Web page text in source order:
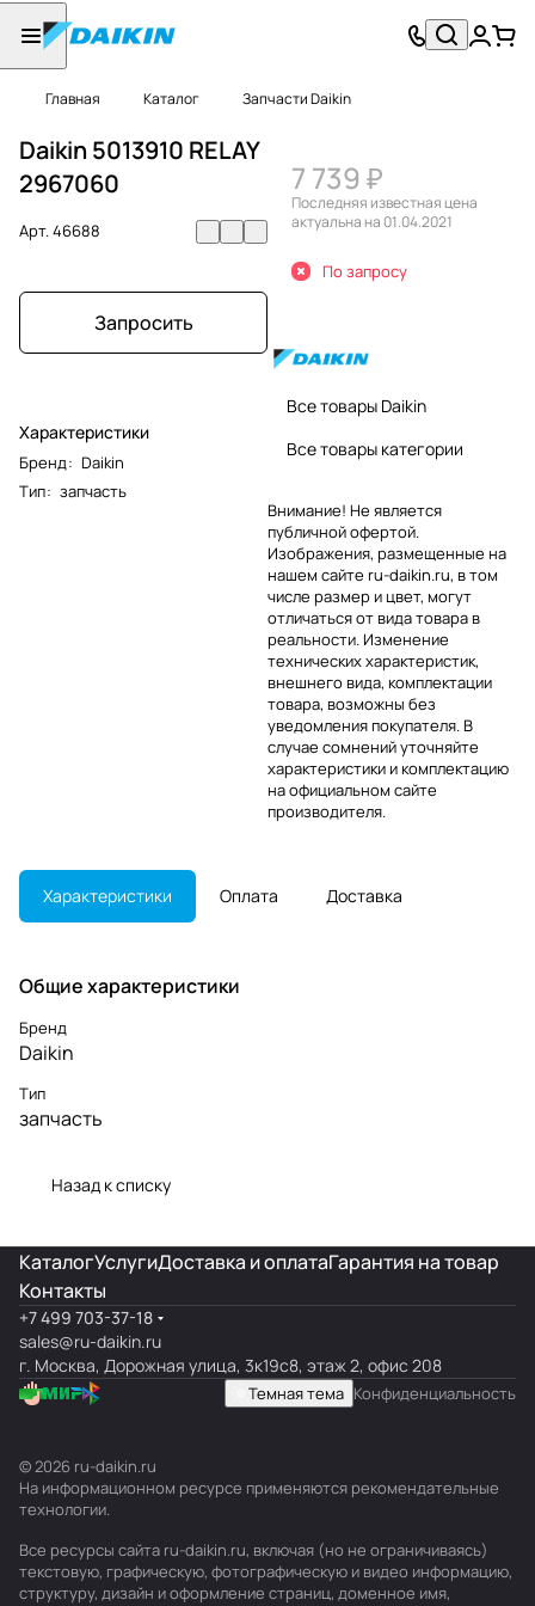
Главная Каталог Запчасти Daikin
Daikin 5013910 RELAY
2967060
Арт.46688
Запросить
Характеристики
Бренд: Daikin
Тип: запчасть
7 739 ₽
Последняя известная цена
актуальна на 01.04.2021
По запросу
Все товары Daikin
Все товары категории
Внимание! Не является
публичной офертой.
Изображения, размещенные на
нашем сайте ru-daikin.ru, в том
числе размер и цвет, могут
отличаться от вида товара в
реальности. Изменение
технических характеристик,
внешнего вида, комплектации
товара, возможны без
уведомления покупателя. В
случае сомнений уточняйте
характеристики и комплектацию
на официальном сайте
производителя.
Характеристики Оплата Доставка
Общие характеристики
Бренд
Daikin
Тип
запчасть
Назад к списку
КаталогУслугиДоставка и оплатаГарантия на товар
Контакты
+7 499 703-37-18
sales@ru-daikin.ru
г. Москва, Дорожная улица, 3к19с8, этаж 2, офис 208
Темная тема Конфиденциальность
© 2026 ru-daikin.ru
На информационном ресурсе применяются рекомендательные
технологии.
Все ресурсы сайта ru-daikin.ru, включая (но не ограничиваясь)
текстовую, графическую, фотографическую и видео информацию,
структуру, дизайн и оформление страниц, доменное имя,